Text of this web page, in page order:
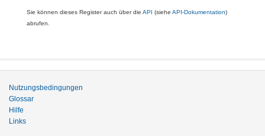
Sie können dieses Register auch über die API (siehe API-Dokumentation)
abrufen.
Nutzungsbedingungen
Glossar
Hilfe
Links